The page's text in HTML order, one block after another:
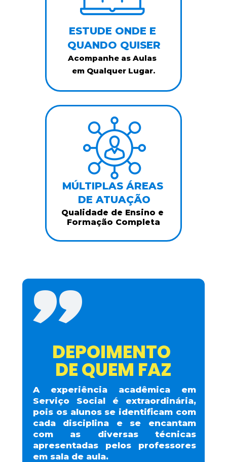
ESTUDE ONDE E
QUANDO QUISER
Acompanhe as Aulas
em Qualquer Lugar.
MÚLTIPLAS ÁREAS
DE ATUAÇÃO
Qualidade de Ensino e
Formação Completa
DEPOIMENTO
DE QUEM FAZ
A experiência acadêmica em
Serviço Social é extraordinária,
pois os alunos se identificam com
cada disciplina e se encantam
com as diversas técnicas
apresentadas pelos professores
em sala de aula.
"